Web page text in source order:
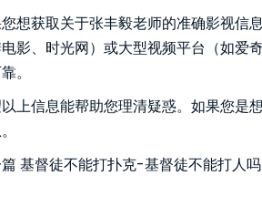
想获取关于张丰毅老师的准确影视信
影、时光网）或大型视频平台（如爱
。
上信息能帮助您理清疑惑。如果您是
基督徒不能打扑克-基督徒不能打人吗